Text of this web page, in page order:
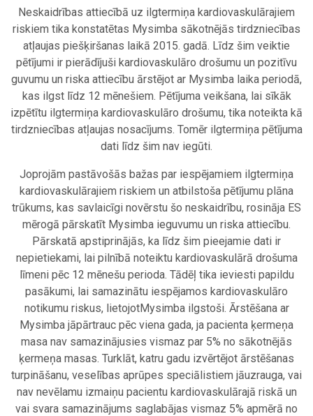
Neskaidrības attiecībā uz ilgtermiņa kardiovaskulārajiem
riskiem tika konstatētas Mysimba sākotnējās tirdzniecības
atļaujas piešķiršanas laikā 2015. gadā. Līdz šim veiktie
pētījumi ir pierādījuši kardiovaskulāro drošumu un pozitīvu
guvumu un riska attiecību ārstējot ar Mysimba laika periodā,
kas ilgst līdz 12 mēnešiem. Pētījuma veikšana, lai sīkāk
izpētītu ilgtermiņa kardiovaskulāro drošumu, tika noteikta kā
tirdzniecības atļaujas nosacījums. Tomēr ilgtermiņa pētījuma
dati līdz šim nav iegūti.
Joprojām pastāvošās bažas par iespējamiem ilgtermiņa
kardiovaskulārajiem riskiem un atbilstoša pētījumu plāna
trūkums, kas savlaicīgi novērstu šo neskaidrību, rosināja ES
mērogā pārskatīt Mysimba ieguvumu un riska attiecību.
Pārskatā apstiprinājās, ka līdz šim pieejamie dati ir
nepietiekami, lai pilnībā noteiktu kardiovaskulārā drošuma
līmeni pēc 12 mēnešu perioda. Tādēļ tika ieviesti papildu
pasākumi, lai samazinātu iespējamos kardiovaskulāro
notikumu riskus, lietojotMysimba ilgstoši. Ārstēšana ar
Mysimba jāpārtrauc pēc viena gada, ja pacienta ķermeņa
masa nav samazinājusies vismaz par 5% no sākotnējās
ķermeņa masas. Turklāt, katru gadu izvērtējot ārstēšanas
turpināšanu, veselības aprūpes speciālistiem jāuzrauga, vai
nav nevēlamu izmaiņu pacientu kardiovaskulārajā riskā un
vai svara samazinājums saglabājas vismaz 5% apmērā no